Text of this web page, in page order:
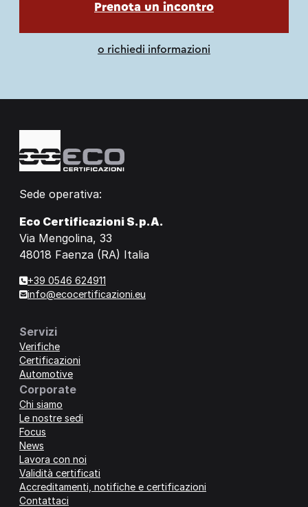
Prenota un incontro
o richiedi informazioni
Sede operativa:
Eco Certificazioni S.p.A.
Via Mengolina, 33
48018 Faenza (RA) Italia
+39 0546 624911
info@ecocertificazioni.eu
Servizi
Verifiche
Certificazioni
Automotive
Corporate
Chi siamo
Le nostre sedi
Focus
News
Lavora con noi
Validità certificati
Accreditamenti, notifiche e certificazioni
Contattaci